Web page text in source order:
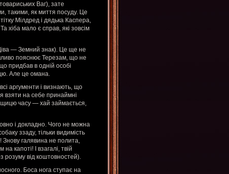
Ваг), зате
такими, як миття посуду. Це
Мілдред і дядька Каспера,
хіба мало є справ, які зовсім
— Земний знак). Це ще не
пояснює Терезам, що не
придбав в одній особі
Але це омана.
аргументи і визнають, що
взяти на себе принаймні
часу — хай займається,
і докладно. Чого не можна
ззаду, тільки видимість
галявина не полита,
капоті! І взагалі, твій
розуму від коштовностей).
Боса нога ступає на